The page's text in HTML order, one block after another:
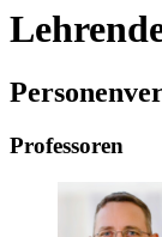
Professoren